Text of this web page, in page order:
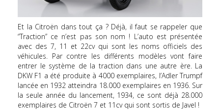
Et la Citroën dans tout ça ? Déjà, il faut se rappeler que
“Traction” ce n’est pas son nom ! L’auto est présentée
avec des 7, 11 et 22cv qui sont les noms officiels des
véhicules. Par contre les différents modèles vont faire
entrer le système de la traction dans une autre ère. La
DKW F1 a été produite à 4000 exemplaires, l’Adler Trumpf
lancée en 1932 atteindra 18.000 exemplaires en 1936. Sur
la seule année du lancement, 1934, ce sont déjà 28.000
exemplaires de Citroën 7 et 11cv qui sont sortis de Javel !